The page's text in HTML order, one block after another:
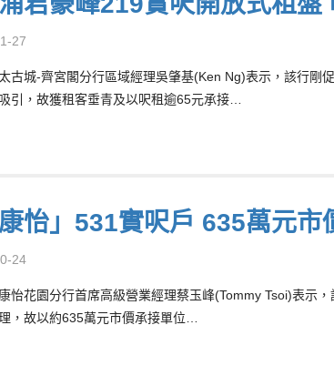
27
古城-齊宮閣分行區域經理吳肇基(Ken Ng)表示，該行剛
引，故獲租客垂青及以呎租逾65元承接…
康怡」531實呎戶 635萬元
24
怡花園分行首席高級營業經理蔡玉峰(Tommy Tsoi)表示
，故以約635萬元市價承接單位…